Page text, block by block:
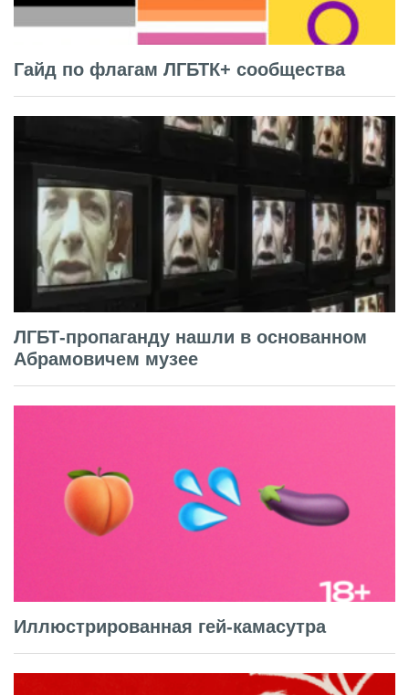
Гайд по флагам ЛГБТК+ сообщества
ЛГБТ-пропаганду нашли в основанном
Абрамовичем музее
Иллюстрированная гей-камасутра